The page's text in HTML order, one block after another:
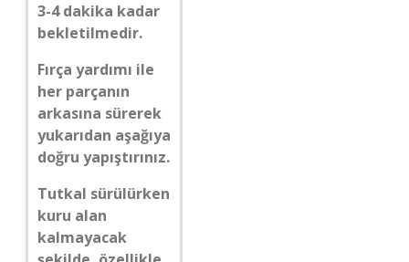
3-4 dakika kadar
bekletilmedir.
Fırça yardımı ile
her parçanın
arkasına sürerek
yukarıdan aşağıya
doğru yapıştırınız.
Tutkal sürülürken
kuru alan
kalmayacak